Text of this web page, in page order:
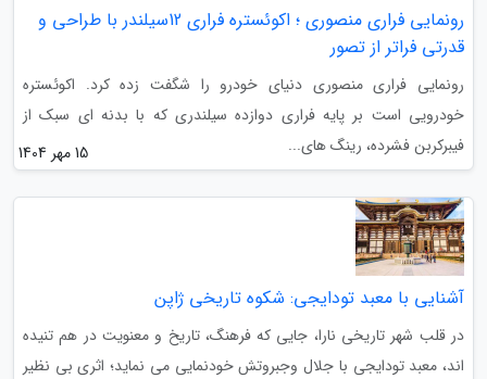
رونمایی فراری منصوری ؛ اکوئستره فراری 12سیلندر با طراحی و
قدرتی فراتر از تصور
رونمایی فراری منصوری دنیای خودرو را شگفت زده کرد. اکوئستره
خودرویی است بر پایه فراری دوازده سیلندری که با بدنه ای سبک از
فیبرکربن فشرده، رینگ های...
15 مهر 1404
آشنایی با معبد تودایجی: شکوه تاریخی ژاپن
در قلب شهر تاریخی نارا، جایی که فرهنگ، تاریخ و معنویت در هم تنیده
اند، معبد تودایجی با جلال وجبروتش خودنمایی می نماید؛ اثری بی نظیر